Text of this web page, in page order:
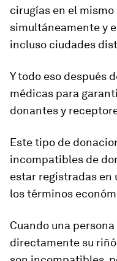
cirugías en el mismo
simultáneamente y
incluso ciudades
Y todo eso después
médicas para
donantes y
Este tipo de
incompatibles de
estar registradas en
los términos
Cuando una
directamente su